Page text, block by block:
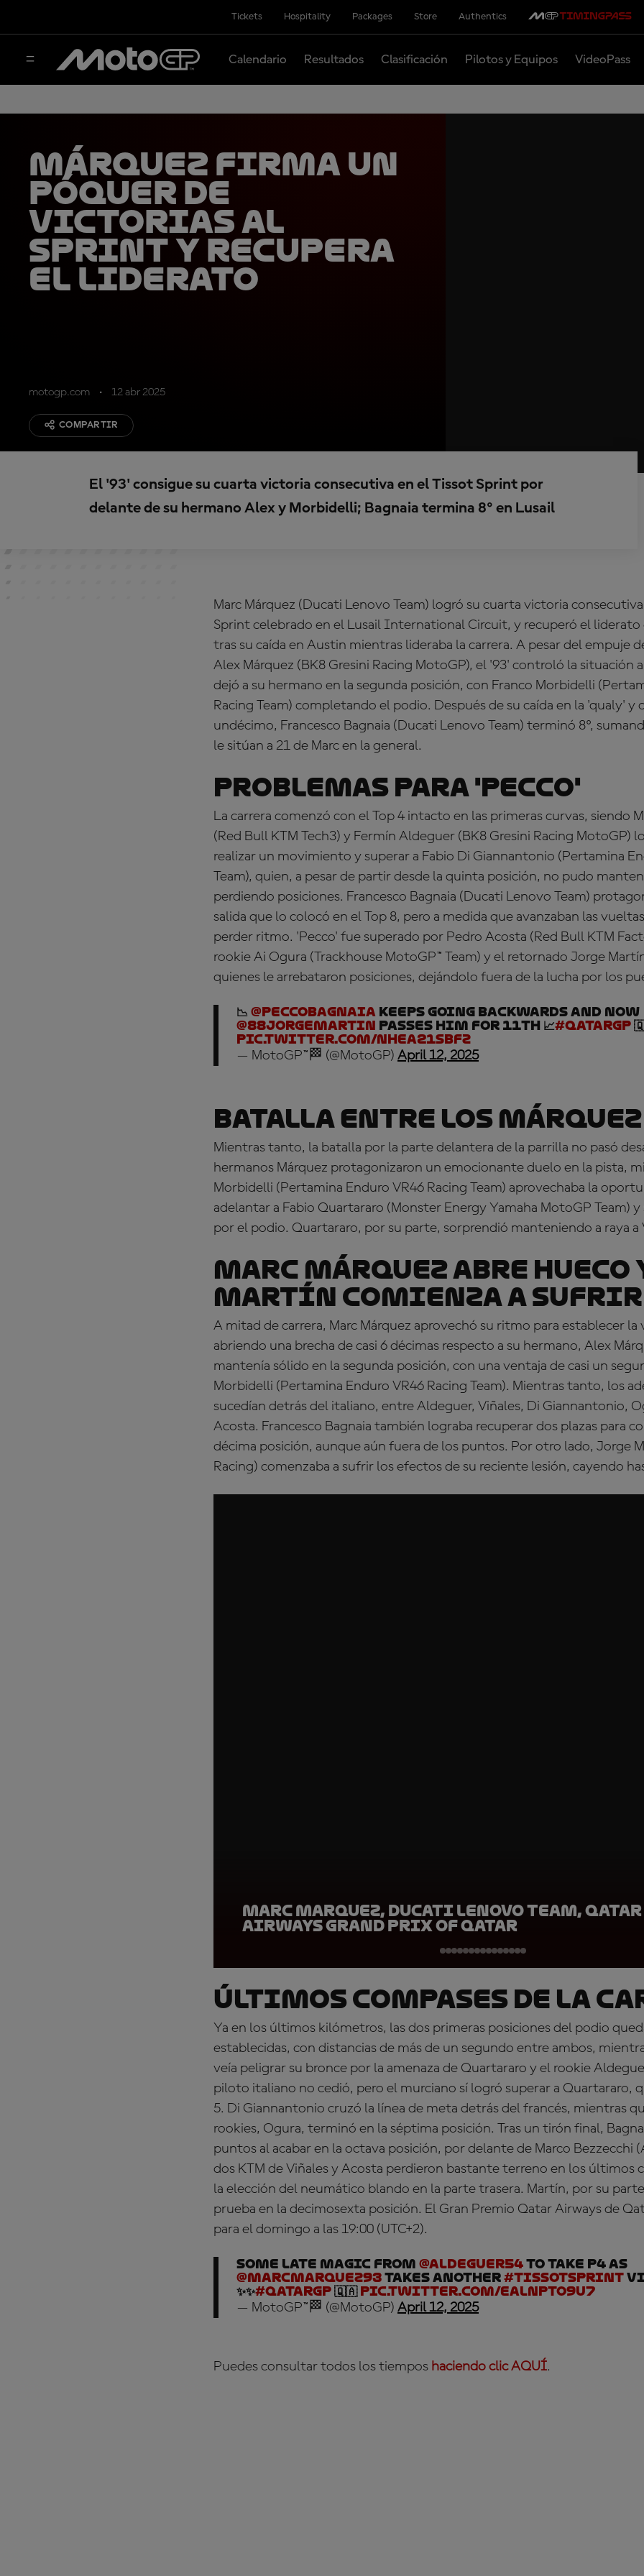
Tickets Hospitality Packages Store Authentics
Calendario Resultados Clasificación Pilotos y Equipos VideoPass
Márquez firma un
póquer de
victorias al
Sprint y recupera
el liderato
motogp.com 12 abr 2025
COMPARTIR
El '93' consigue su cuarta victoria consecutiva en el Tissot Sprint por
delante de su hermano Alex y Morbidelli; Bagnaia termina 8º en Lusail
Marc Márquez (Ducati Lenovo Team) logró su cuarta victoria
Sprint celebrado en el Lusail International Circuit, y recuperó el liderato
tras su caída en Austin mientras lideraba la carrera. A pesar del empuje
Alex Márquez (BK8 Gresini Racing MotoGP), el '93' controló la situación
dejó a su hermano en la segunda posición, con Franco Morbidelli
Racing Team) completando el podio. Después de su caída en la 'qualy' y
undécimo, Francesco Bagnaia (Ducati Lenovo Team) terminó 8º,
le sitúan a 21 de Marc en la general.
Problemas para 'Pecco'
La carrera comenzó con el Top 4 intacto en las primeras curvas, siendo
(Red Bull KTM Tech3) y Fermín Aldeguer (BK8 Gresini Racing MotoGP)
realizar un movimiento y superar a Fabio Di Giannantonio (Pertamina
Team), quien, a pesar de partir desde la quinta posición, no pudo
perdiendo posiciones. Francesco Bagnaia (Ducati Lenovo Team)
salida que lo colocó en el Top 8, pero a medida que avanzaban las
perder ritmo. 'Pecco' fue superado por Pedro Acosta (Red Bull KTM
rookie Ai Ogura (Trackhouse MotoGP™ Team) y el retornado Jorge
quienes le arrebataron posiciones, dejándolo fuera de la lucha por los
📉 @PeccoBagnaia keeps going backwards and now
@88jorgemartin passes him for 11th 📈#QatarGP
pic.twitter.com/nHeA21SbFZ
— MotoGP™🏁 (@MotoGP) April 12, 2025
Batalla entre los Márquez
Mientras tanto, la batalla por la parte delantera de la parrilla no pasó
hermanos Márquez protagonizaron un emocionante duelo en la pista,
Morbidelli (Pertamina Enduro VR46 Racing Team) aprovechaba la
adelantar a Fabio Quartararo (Monster Energy Yamaha MotoGP Team) y
por el podio. Quartararo, por su parte, sorprendió manteniendo a raya a
Marc Márquez abre hueco
Martín comienza a sufrir
A mitad de carrera, Marc Márquez aprovechó su ritmo para establecer la
abriendo una brecha de casi 6 décimas respecto a su hermano, Alex
mantenía sólido en la segunda posición, con una ventaja de casi un
Morbidelli (Pertamina Enduro VR46 Racing Team). Mientras tanto, los
sucedían detrás del italiano, entre Aldeguer, Viñales, Di Giannantonio,
Acosta. Francesco Bagnaia también lograba recuperar dos plazas para
décima posición, aunque aún fuera de los puntos. Por otro lado, Jorge
Racing) comenzaba a sufrir los efectos de su reciente lesión, cayendo
Marc Marquez, Ducati Lenovo Team, Qatar
Airways Grand Prix of Qatar
Últimos compases de la
Ya en los últimos kilómetros, las dos primeras posiciones del podio
establecidas, con distancias de más de un segundo entre ambos,
veía peligrar su bronce por la amenaza de Quartararo y el rookie
piloto italiano no cedió, pero el murciano sí logró superar a Quartararo,
5. Di Giannantonio cruzó la línea de meta detrás del francés, mientras
rookies, Ogura, terminó en la séptima posición. Tras un tirón final,
puntos al acabar en la octava posición, por delante de Marco Bezzecchi
dos KTM de Viñales y Acosta perdieron bastante terreno en los últimos
la elección del neumático blando en la parte trasera. Martín, por su
prueba en la decimosexta posición. El Gran Premio Qatar Airways de
para el domingo a las 19:00 (UTC+2).
Some late magic from @Aldeguer54to take P4 as
@marcmarquez93takes another#TissotSprint
✨✨#QatarGP🇶🇦pic.twitter.com/ealNPTo9u7
— MotoGP™🏁 (@MotoGP) April 12, 2025
Puedes consultar todos los tiempos haciendo clic AQUÍ.